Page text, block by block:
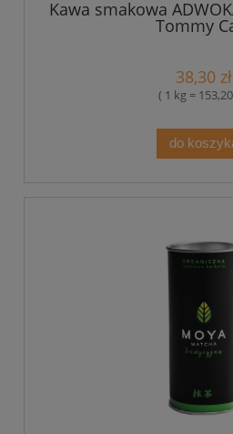
Kawa smakowa
Tommy
38,30 zł
( 1 kg = 153,20
do